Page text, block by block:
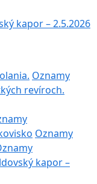
kapor – 2.5.2026
Oznamy
revíroch.
Oznamy
kapor –